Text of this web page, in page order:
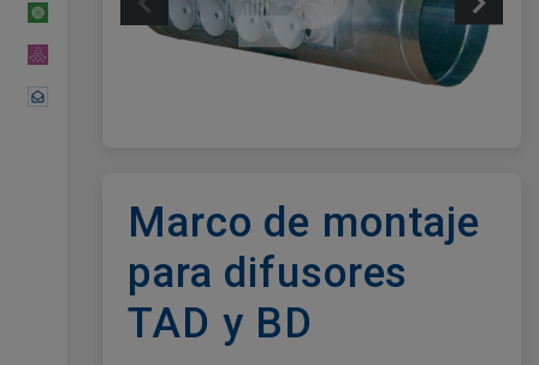
Tubería Flexible
Marco de montaje
para difusores
TAD y BD